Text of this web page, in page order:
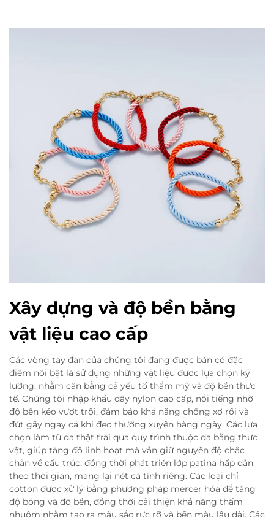
Xây dựng và độ bền bằng
vật liệu cao cấp
Các vòng tay đan của chúng tôi đang được bán có đặc
điểm nổi bật là sử dụng những vật liệu được lựa chọn kỹ
lưỡng, nhằm cân bằng cả yếu tố thẩm mỹ và độ bền thực
tế. Chúng tôi nhập khẩu dây nylon cao cấp, nổi tiếng nhờ
độ bền kéo vượt trội, đảm bảo khả năng chống xơ rối và
đứt gãy ngay cả khi đeo thường xuyên hàng ngày. Các lựa
chọn làm từ da thật trải qua quy trình thuộc da bằng thực
vật, giúp tăng độ linh hoạt mà vẫn giữ nguyên độ chắc
chắn về cấu trúc, đồng thời phát triển lớp patina hấp dẫn
theo thời gian, mang lại nét cá tính riêng. Các loại chỉ
cotton được xử lý bằng phương pháp mercer hóa để tăng
độ bóng và độ bền, đồng thời cải thiện khả năng thấm
nhuộm nhằm tạo ra màu sắc rực rỡ và bền màu lâu dài. Các